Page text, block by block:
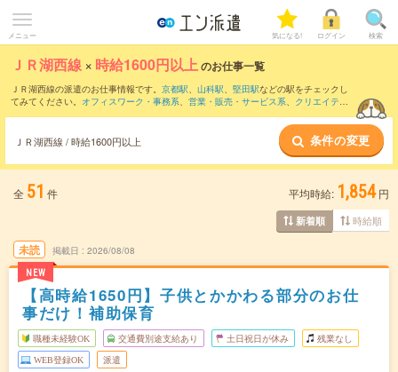
メニュー 気になる! ログイン 検索
ＪＲ湖西線 × 時給1600円以上のお仕事一覧
ＪＲ湖西線の派遣のお仕事情報です。 京都駅、 山科駅、 堅田駅などの駅をチェックし
てみてください。 オフィスワーク・事務系、 営業・販売・サービス系、 クリエイティ
ＪＲ湖西線 / 時給1600円以上 条件の変更
全 51 件 平均時給: 1,854 円
新着順 時給順
未読
NEW
掲載日 2026/08/08
【高時給1650円】子供とかかわる部分のお仕
事だけ！補助保育
職種未経験OK 交通費別途支給あり 土日祝日が休み 残業なし
WEB登録OK 派遣